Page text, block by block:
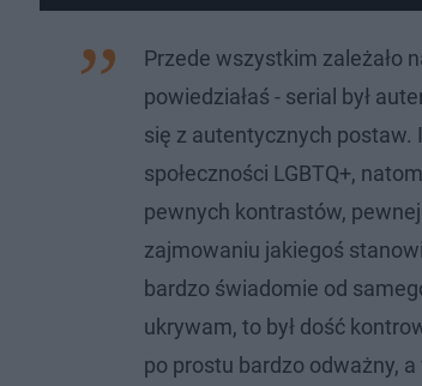
Przede wszystkim zależało
powiedziałaś - serial był
się z autentycznych
społeczności LGBTQ+,
pewnych kontrastów,
zajmowaniu jakiegoś
bardzo świadomie od
ukrywam, to był dość
po prostu bardzo odważny,